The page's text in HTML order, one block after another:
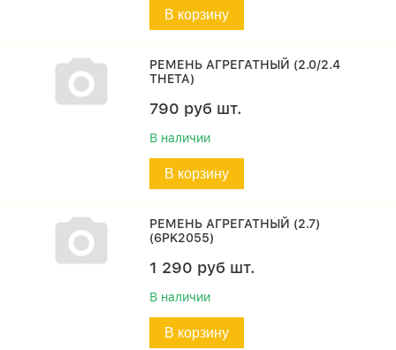
В корзину
РЕМЕНЬ АГРЕГАТНЫЙ (2.0/2.4
THETA)
790 руб шт.
В наличии
В корзину
РЕМЕНЬ АГРЕГАТНЫЙ (2.7)
(6PK2055)
1 290 руб шт.
В наличии
В корзину